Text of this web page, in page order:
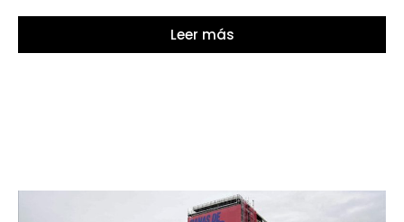
Leer más